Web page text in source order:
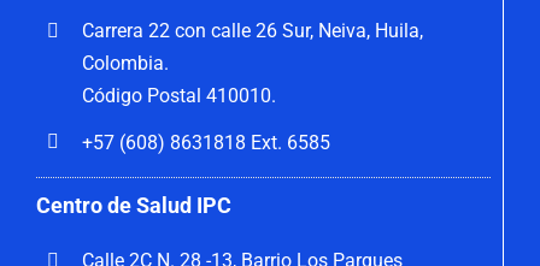
Carrera 22 con calle 26 Sur, Neiva, Huila,
Colombia.
Código Postal 410010.
+57 (608) 8631818 Ext. 6585
Centro de Salud IPC
Calle 2C N. 28 -13, Barrio Los Parques